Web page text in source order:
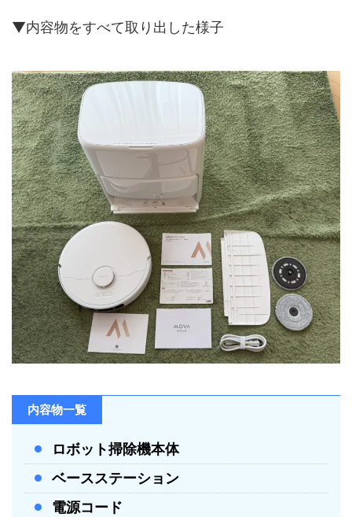
▼内容物をすべて取り出した様子
内容物一覧
ロボット掃除機本体
ベースステーション
電源コード